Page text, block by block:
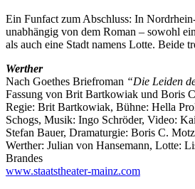
Ein Funfact zum Abschluss: In
unabhängig von dem Roman – sowohl
als auch eine Stadt namens Lotte. Beide
Werther
Nach Goethes Briefroman “Die Leiden
Fassung von Brit Bartkowiak und Boris
Regie: Brit Bartkowiak, Bühne: Hella
Schogs, Musik: Ingo Schröder, Video:
Stefan Bauer, Dramaturgie: Boris C.
Werther: Julian von Hansemann, Lotte:
Brandes
www.staatstheater-mainz.com